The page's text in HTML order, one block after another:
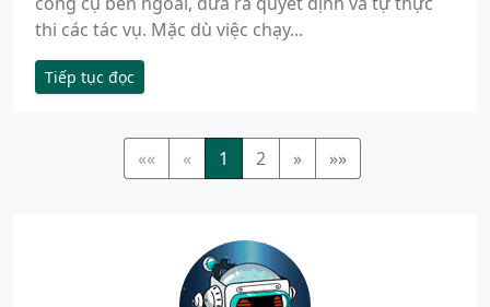
thi các tác vụ. Mặc dù việc chạy...
Tiếp tục đọc
«« « 1 2 » »»